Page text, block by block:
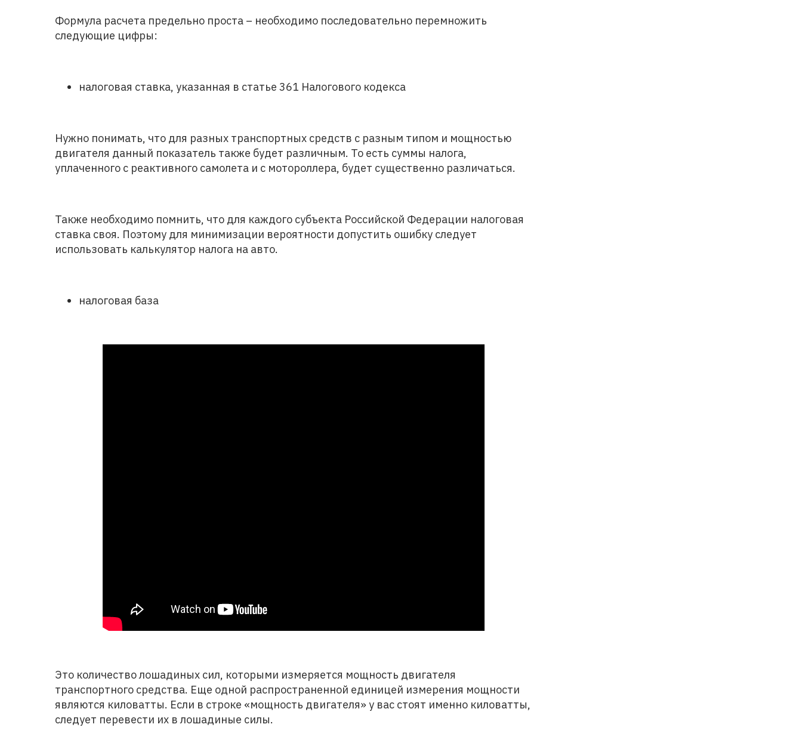
Формула расчета предельно проста – необходимо последовательно перемножить
следующие цифры:
налоговая ставка, указанная в статье 361 Налогового кодекса
Нужно понимать, что для разных транспортных средств с разным типом и мощностью
двигателя данный показатель также будет различным. То есть суммы налога,
уплаченного с реактивного самолета и с мотороллера, будет существенно различаться.
Также необходимо помнить, что для каждого субъекта Российской Федерации налоговая
ставка своя. Поэтому для минимизации вероятности допустить ошибку следует
использовать калькулятор налога на авто.
налоговая база
Это количество лошадиных сил, которыми измеряется мощность двигателя
транспортного средства. Еще одной распространенной единицей измерения мощности
являются киловатты. Если в строке «мощность двигателя» у вас стоят именно киловатты,
следует перевести их в лошадиные силы.